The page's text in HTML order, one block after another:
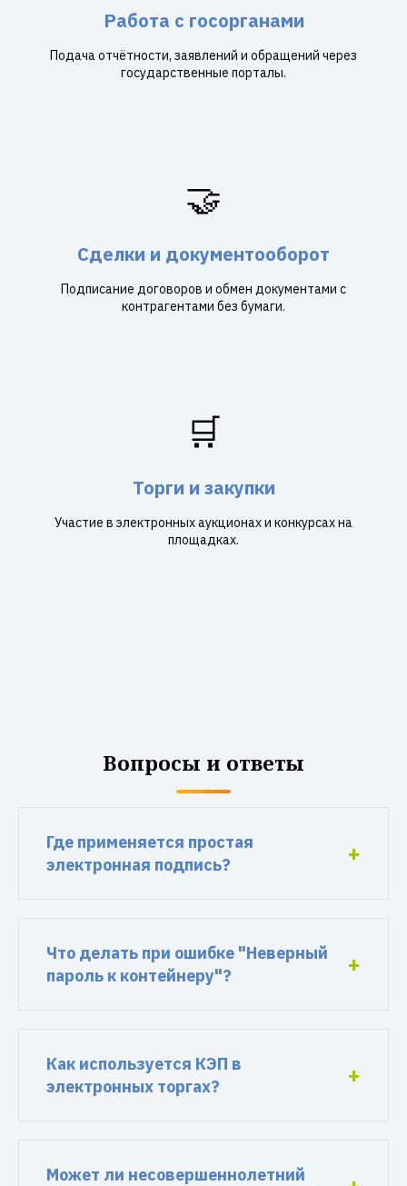
Работа с госорганами
Подача отчётности, заявлений и обращений через
государственные порталы.
🤝
Сделки и документооборот
Подписание договоров и обмен документами с
контрагентами без бумаги.
🛒
Торги и закупки
Участие в электронных аукционах и конкурсах на
площадках.
Вопросы и ответы
Где применяется простая
электронная подпись?
Что делать при ошибке "Неверный
пароль к контейнеру"?
Как используется КЭП в
электронных торгах?
Может ли несовершеннолетний